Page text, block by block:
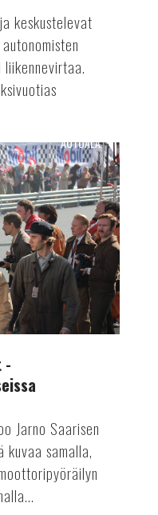
keskustelevat
liikennevirtaa.
AUTOALA
-
Jarno Saarisen
kuvaa samalla,